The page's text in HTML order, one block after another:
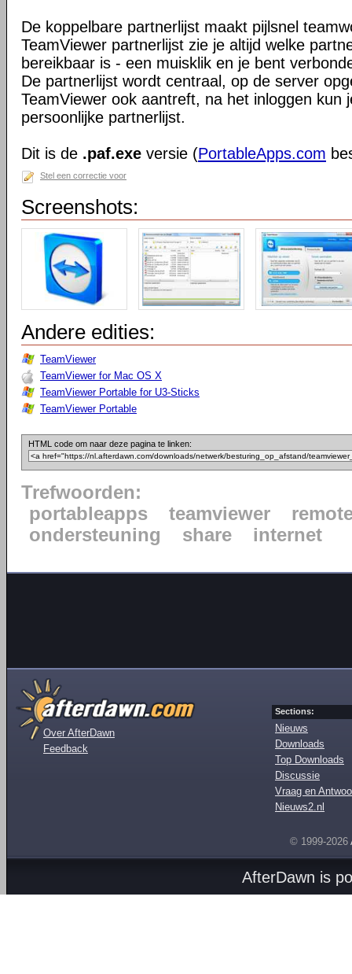
De koppelbare partnerlijst maakt pijlsnel
TeamViewer partnerlijst zie je altijd welke
bereikbaar is - een muisklik en je bent
De partnerlijst wordt centraal, op de server
TeamViewer ook aantreft, na het inloggen kun
persoonlijke partnerlijst.
Dit is de .paf.exe versie (PortableApps.com
Stel een correctie voor
Screenshots:
Andere edities:
TeamViewer
TeamViewer for Mac OS X
TeamViewer Portable for U3-Sticks
TeamViewer Portable
HTML code om naar deze pagina te linken:
Trefwoorden:
portableapps
teamviewer
ondersteuning
share internet
Over AfterDawn
Feedback
Sections:
Nieuws
Downloads
Top Downloads
Discussie
Vraag en
Nieuws2.nl
© 1999-2026
AfterDawn is